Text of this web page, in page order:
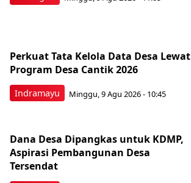
Indramayu
Perkuat Tata Kelola Data Desa Lewat
Program Desa Cantik 2026
Minggu, 9 Agu 2026 - 10:45
Dana Desa Dipangkas untuk KDMP,
Aspirasi Pembangunan Desa
Tersendat